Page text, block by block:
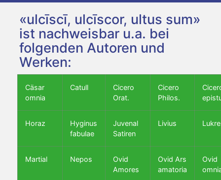
«ulcīscī, ulcīscor, ultus sum»
ist nachweisbar u.a. bei
folgenden Autoren und
Werken:
Cäsar
omnia
Catull
Cicero
Orat.
Cicero
Philos.
Horaz
Hyginus
fabulae
Juvenal
Satiren
Livius
Martial Nepos
Ovid
Amores
Ovid Ars
amatoria
Ovid